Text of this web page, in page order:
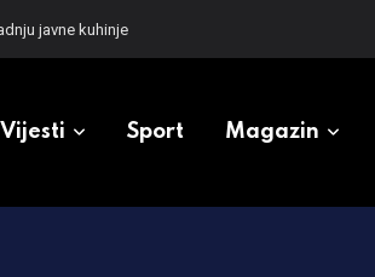
javne kuhinje
Vijesti Sport Magazin